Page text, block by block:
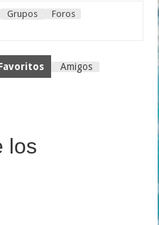
Grupos Foros
Amigos
los